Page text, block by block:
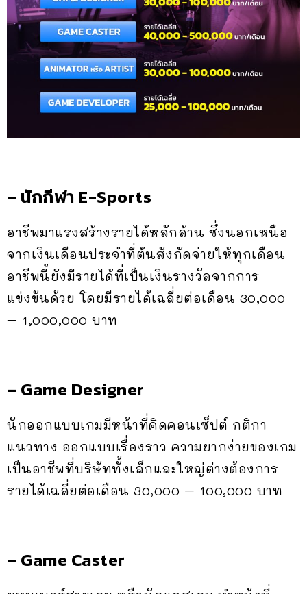
– นักกีฬา E-Sports
อาชีพมาแรงสร้างรายได้หลักล้าน ซึ่งนอกเหนือ
จากเงินเดือนประจำที่ต้นสังกัดจ่ายให้ทุกเดือน
อาชีพนี้ยังมีรายได้ที่เป็นเงินรางวัลจากการ
แข่งขันด้วย โดยมีรายได้เฉลี่ยต่อเดือน 30,000
– 1,000,000 บาท
– Game Designer
นักออกแบบเกมมีหน้าที่คิดคอนเซ็ปต์ กติกา
แนวทาง ออกแบบเรื่องราว ความยากง่ายของเกม
เป็นอาชีพที่บริษัททั้งเล็กและใหญ่ต่างต้องการ
รายได้เฉลี่ยต่อเดือน 30,000 – 100,000 บาท
– Game Caster